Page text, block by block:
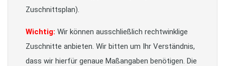
Zuschnittsplan).
Wichtig: Wir können ausschließlich rechtwinklige
Zuschnitte anbieten. Wir bitten um Ihr Verständnis,
dass wir hierfür genaue Maßangaben benötigen. Die